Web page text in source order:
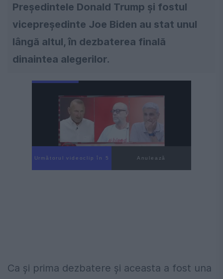
Președintele Donald Trump și fostul
vicepreședinte Joe Biden au stat unul
lângă altul, în dezbaterea finală
dinaintea alegerilor.
Următorul videoclip în 4 Anulează
Ca și prima dezbatere și aceasta a fost una